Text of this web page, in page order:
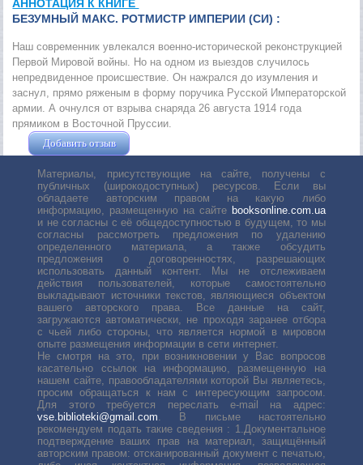
АННОТАЦИЯ К КНИГЕ
БЕЗУМНЫЙ МАКС. РОТМИСТР ИМПЕРИИ (СИ) :
Наш современник увлекался военно-исторической реконструкцией
Первой Мировой войны. Но на одном из выездов случилось
непредвиденное происшествие. Он нажрался до изумления и
заснул, прямо ряженым в форму поручика Русской Императорской
армии. А очнулся от взрыва снаряда 26 августа 1914 года
прямиком в Восточной Пруссии.
Добавить отзыв
Материалы, присутствующие на сайте, получены с
публичных (широкодоступных) ресурсов. Если вы
обладаете авторским правом на какую либо
информацию, размещенную на сайте booksonline.com.ua
и не согласны с её общедоступностью в будущем, то мы
согласны рассмотреть предложения по удалению
определенного материала, а также обсудить
предложения о договоренностях, разрешающих
использовать данный контент. Мы не отслеживаем
действия пользователей, которые самостоятельно
выкладывают источники текстов, являющиеся объектом
вашего авторского права. Все данные на сайт,
загружаются автоматически, не проходя заранее отбора
с чьей либо стороны, что является нормой в мировом
опыте размещения информации в сети интернет.
Не смотря на это, при возникновении у Вас вопросов
касательно ссылок на информацию, размещенную на
нашем сайте, правообладателями которой Вы являетесь,
просим обращаться к нам с интересующим запросом.
Для этого требуется переслать е-mail на адрес:
vse.biblioteki@gmail.com. В письме настоятельно
рекомендуем подать такие сведения : 1.Документальное
подтверждение ваших прав на материал, защищённый
авторским правом: отсканированный документ с печатью,